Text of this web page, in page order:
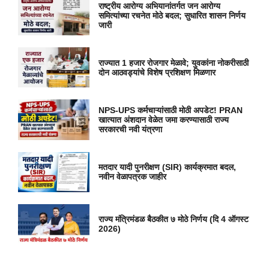
राष्ट्रीय आरोग्य अभियानांतर्गत जन आरोग्य
समित्यांच्या रचनेत मोठे बदल; सुधारित शासन निर्णय
जारी
राज्यात 1 हजार रोजगार मेळावे; युवकांना नोकरीसाठी
दोन आठवड्यांचे विशेष प्रशिक्षण मिळणार
NPS-UPS कर्मचाऱ्यांसाठी मोठी अपडेट! PRAN
खात्यात अंशदान वेळेत जमा करण्यासाठी राज्य
सरकारची नवी यंत्रणा
मतदार यादी पुनरीक्षण (SIR) कार्यक्रमात बदल,
नवीन वेळापत्रक जाहीर
राज्य मंत्रिमंडळ बैठकीत ७ मोठे निर्णय (दि 4 ऑगस्ट
2026)